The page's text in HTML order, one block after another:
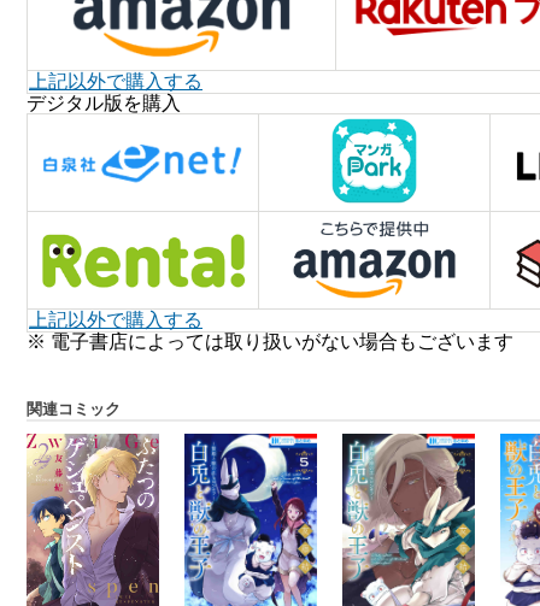
上記以外で購入する
デジタル版を購入
上記以外で購入する
※ 電子書店によっては取り扱いがない場合もございます
関連コミック